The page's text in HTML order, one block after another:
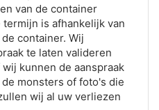
van de container
is afhankelijk van
container. Wij
te laten valideren
kunnen de aanspraak
monsters of foto's die
wij al uw verliezen